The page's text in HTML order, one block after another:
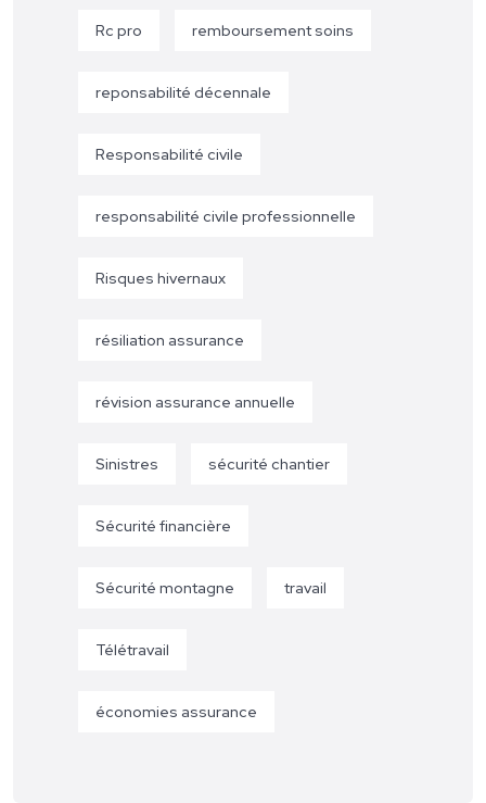
Rc pro remboursement soins
reponsabilité décennale
Responsabilité civile
responsabilité civile professionnelle
Risques hivernaux
résiliation assurance
révision assurance annuelle
Sinistres sécurité chantier
Sécurité financière
Sécurité montagne travail
Télétravail
économies assurance